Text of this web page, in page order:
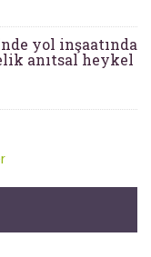
yol inşaatında
anıtsal heykel